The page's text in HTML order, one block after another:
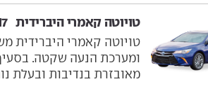
טויוטה קאמרי היברידית ‏ 2013-2017
טויוטה קאמרי היברידית
ומערכת הנעה שקטה.
מאובזרת בנדיבות ובעלת